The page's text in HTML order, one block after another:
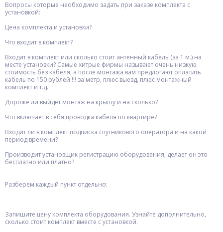
Вопросы которые необходимо задать при заказе комплекта с
установкой:
Цена комплекта и установки?
Что входит в комплект?
Входит в комплект или сколько стоит антенный кабель (за 1 м.) на
месте установки? Самые хитрые фирмы называют очень низкую
стоимость без кабеля, а после монтажа вам предлогают оплатить
кабель по 150 рублей !!! за метр, плюс выезд, плюс монтажный
комплект и т.д.
Дороже ли выйдет монтаж на крышу и на сколько?
Что включает в себя проводка кабеля по квартире?
Входит ли в комплект подписка спутникового оператора и на какой
период времени?
Производит установщик регистрацию оборудования, делает он это
бесплатно или платно?
Разберем каждый пункт отдельно:
Запишите цену комплекта оборудования. Узнайте дополнительно,
сколько стоит комплект вместе с установкой.